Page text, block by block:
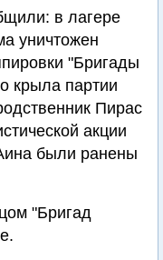
в лагере
уничтожен
"Бригады
крыла партии
Пирас
акции
были ранены
"Бригад